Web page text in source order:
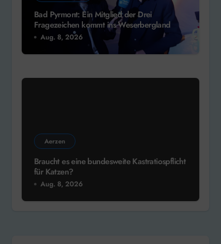
Bad Pyrmont: Ein Mitglied der Drei
Fragezeichen kommt ins Weserbergland
Aug. 8, 2026
Aerzen
Braucht es eine bundesweite Kastratiospflicht
für Katzen?
Aug. 8, 2026